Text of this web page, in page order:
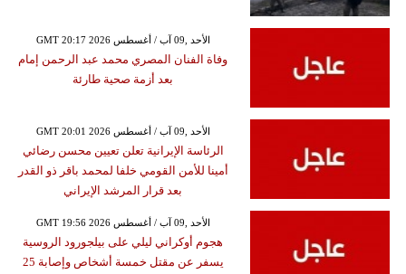
GMT 20:17 2026 الأحد ,09 آب / أغسطس
وفاة الفنان المصري محمد عبد الرحمن إمام
بعد أزمة صحية طارئة
GMT 20:01 2026 الأحد ,09 آب / أغسطس
الرئاسة الإيرانية تعلن تعيين محسن رضائي
أمينا للأمن القومي خلفا لمحمد باقر ذو القدر
بعد قرار المرشد الإيراني
GMT 19:56 2026 الأحد ,09 آب / أغسطس
هجوم أوكراني ليلي على بيلجورود الروسية
يسفر عن مقتل خمسة أشخاص وإصابة 25